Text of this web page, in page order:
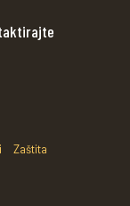
Zaštita